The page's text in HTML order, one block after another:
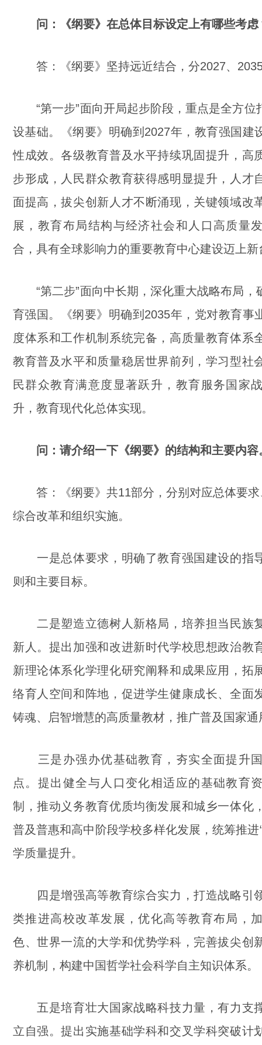
问：《纲要》在总体目标设定上有哪些考虑
答：《纲要》坚持远近结合，分2027、2035
“第一步”面向开局起步阶段，重点是全方位
设基础。《纲要》明确到2027年，教育强国建
性成效。各级教育普及水平持续巩固提升，高
步形成，人民群众教育获得感明显提升，人才
面提高，拔尖创新人才不断涌现，关键领域改
展，教育布局结构与经济社会和人口高质量
合，具有全球影响力的重要教育中心建设迈上新
“第二步”面向中长期，深化重大战略布局，
育强国。《纲要》明确到2035年，党对教育事
度体系和工作机制系统完备，高质量教育体系
教育普及水平和质量稳居世界前列，学习型社
民群众教育满意度显著跃升，教育服务国家
升，教育现代化总体实现。
问：请介绍一下《纲要》的结构和主要内容
答：《纲要》共11部分，分别对应总体要求
综合改革和组织实施。
一是总体要求，明确了教育强国建设的指
则和主要目标。
二是塑造立德树人新格局，培养担当民族
新人。提出加强和改进新时代学校思想政治教
新理论体系化学理化研究阐释和成果应用，拓
络育人空间和阵地，促进学生健康成长、全面
铸魂、启智增慧的高质量教材，推广普及国家
三是办强办优基础教育，夯实全面提升
点。提出健全与人口变化相适应的基础教育
制，推动义务教育优质均衡发展和城乡一体化
普及普惠和高中阶段学校多样化发展，统筹推进
学质量提升。
四是增强高等教育综合实力，打造战略引
类推进高校改革发展，优化高等教育布局，
色、世界一流的大学和优势学科，完善拔尖创
养机制，构建中国哲学社会科学自主知识体系。
五是培育壮大国家战略科技力量，有力支
立自强。提出实施基础学科和交叉学科突破计